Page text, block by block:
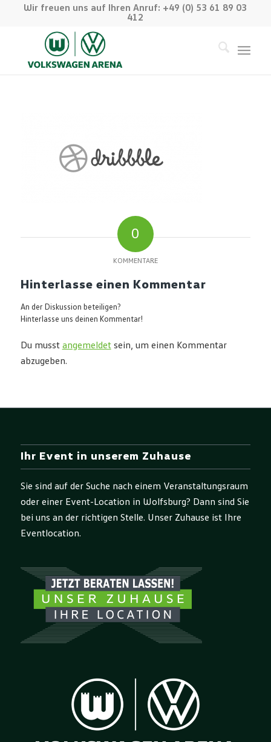
Wir freuen uns auf Ihren Anruf: +49 (0) 53 61 89 03
412
0
KOMMENTARE
Hinterlasse einen Kommentar
An der Diskussion beteiligen?
Hinterlasse uns deinen Kommentar!
Du musst angemeldetsein, um einen Kommentar
abzugeben.
Ihr Event in unserem Zuhause
Sie sind auf der Suche nach einem Veranstaltungsraum
oder einer Event-Location in Wolfsburg? Dann sind Sie
bei uns an der richtigen Stelle. Unser Zuhause ist Ihre
Eventlocation.